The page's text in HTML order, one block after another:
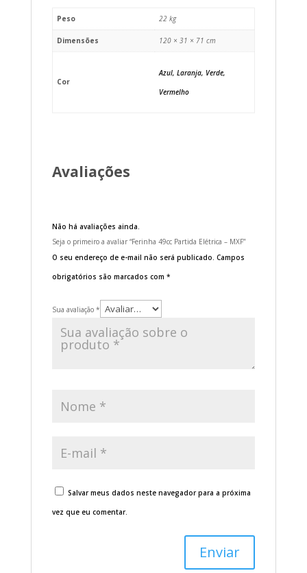
Peso 22 kg
Dimensões 120 × 31 × 71 cm
Cor
Azul, Laranja, Verde,
Vermelho
Avaliações
Não há avaliações ainda.
Seja o primeiro a avaliar “Ferinha 49cc Partida Elétrica – MXF”
O seu endereço de e-mail não será publicado. Campos
obrigatórios são marcados com *
Sua avaliação *
Salvar meus dados neste navegador para a próxima
vez que eu comentar.